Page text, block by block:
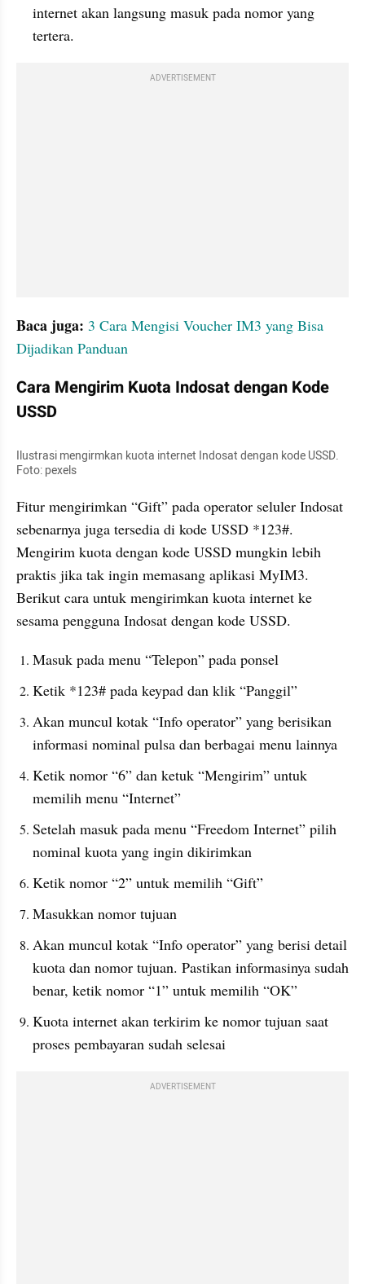
internet akan langsung masuk pada nomor yang
tertera.
ADVERTISEMENT
Baca juga: 3 Cara Mengisi Voucher IM3 yang Bisa
Dijadikan Panduan
Cara Mengirim Kuota Indosat dengan Kode
USSD
Ilustrasi mengirmkan kuota internet Indosat dengan kode USSD.
Foto: pexels
Fitur mengirimkan “Gift” pada operator seluler Indosat
sebenarnya juga tersedia di kode USSD *123#.
Mengirim kuota dengan kode USSD mungkin lebih
praktis jika tak ingin memasang aplikasi MyIM3.
Berikut cara untuk mengirimkan kuota internet ke
sesama pengguna Indosat dengan kode USSD.
Masuk pada menu “Telepon” pada ponsel
Ketik *123# pada keypad dan klik “Panggil”
Akan muncul kotak “Info operator” yang berisikan
informasi nominal pulsa dan berbagai menu lainnya
Ketik nomor “6” dan ketuk “Mengirim” untuk
memilih menu “Internet”
Setelah masuk pada menu “Freedom Internet” pilih
nominal kuota yang ingin dikirimkan
Ketik nomor “2” untuk memilih “Gift”
Masukkan nomor tujuan
Akan muncul kotak “Info operator” yang berisi detail
kuota dan nomor tujuan. Pastikan informasinya sudah
benar, ketik nomor “1” untuk memilih “OK”
Kuota internet akan terkirim ke nomor tujuan saat
proses pembayaran sudah selesai
ADVERTISEMENT